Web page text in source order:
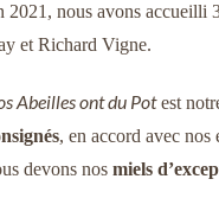
2021, nous avons accueilli
et Richard Vigne.
Abeilles ont du Potest
, en accord avec
devons nos miels